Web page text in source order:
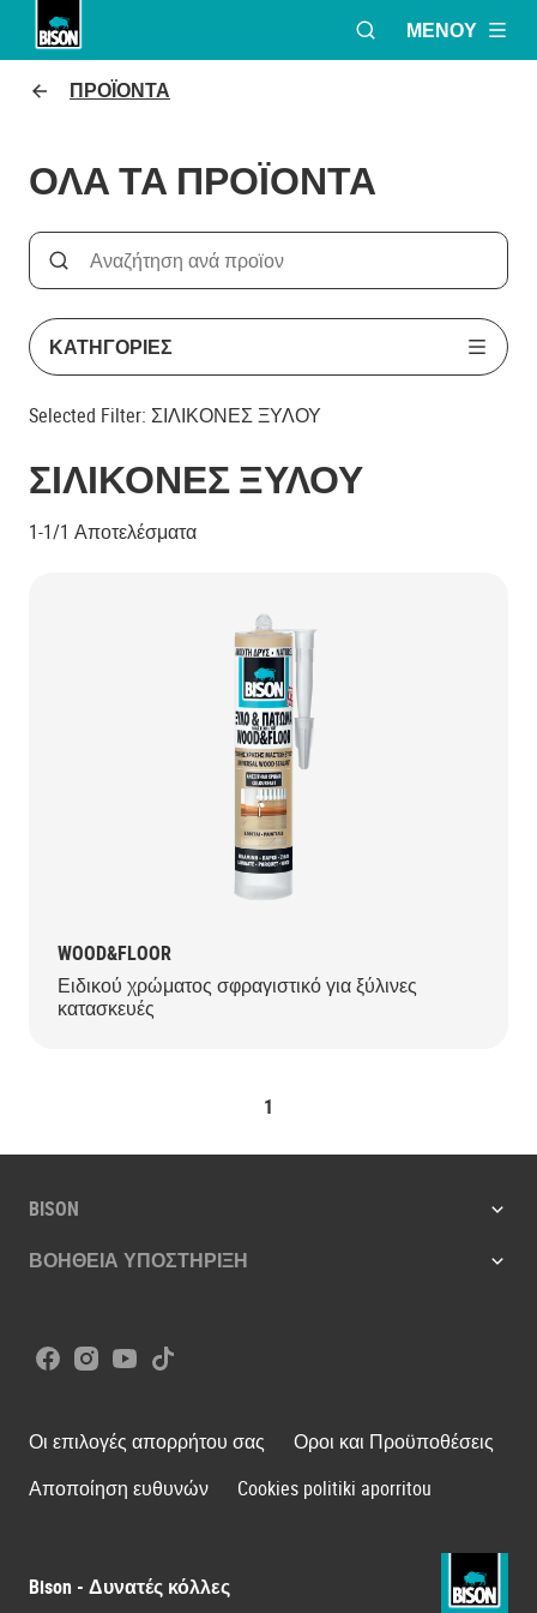
Bison logo
ΑΝΟΙΞΕ ΤΟ
ΜΕΝΟΎ
ΠΡΟΪΌΝΤΑ
ΟΛΑ ΤΑ ΠΡΟΪΟΝΤΑ
Search
Αναζήτηση με βάση το όνομα του προϊόντος
ΚΑΤΗΓΟΡΊΕΣ
Selected Filter: ΣΙΛΙΚΟΝΕΣ ΞΥΛΟΥ
ΣΙΛΙΚΟΝΕΣ ΞΥΛΟΥ
1-1/1 Αποτελέσματα
WOOD&FLOOR
Ειδικού χρώματος σφραγιστικό για ξύλινες
κατασκευές
1
BISON
ΒΟΗΘΕΙΑ ΥΠΟΣΤΗΡΙΞΗ
Bison - Δυνατές κόλλες
Facebook
Instagram
YoutubeTiktok
Οι επιλογές απορρήτου σας
Οροι και Προϋποθέσεις
Αποποίηση ευθυνών
Cookies politiki aporritou